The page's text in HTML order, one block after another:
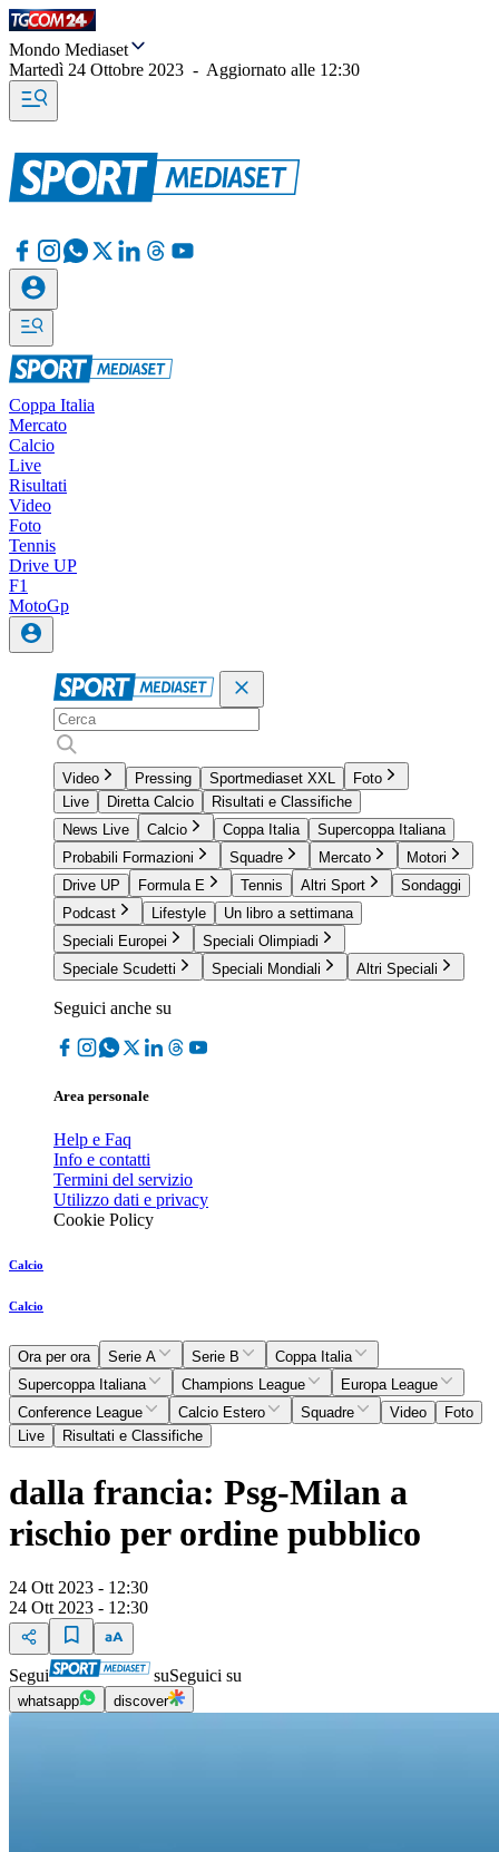
Mondo Mediaset
Martedì 24 Ottobre 2023 - Aggiornato alle 12:30
Coppa Italia
Mercato
Calcio
Live
Risultati
Video
Foto
Tennis
Drive UP
F1
MotoGp
Video Pressing Sportmediaset XXL
Foto
Live
Diretta Calcio
Risultati e Classifiche
News Live
Calcio Coppa Italia
Supercoppa Italiana
Probabili Formazioni
Squadre Mercato
Motori
Drive UP
Formula E Tennis Altri Sport
Sondaggi
Podcast
Lifestyle
Un libro a settimana
Speciali Europei
Speciali Olimpiadi
Speciale Scudetti
Speciali Mondiali Altri Speciali
Seguici anche su
Area personale
Help e Faq
Info e contatti
Termini del servizio
Utilizzo dati e privacy
Cookie Policy
Calcio
Calcio
Ora per ora Serie A Serie B
Coppa Italia
Supercoppa Italiana
Champions League
Europa League
Conference League
Calcio Estero Squadre Video
Foto
Live
Risultati e Classifiche
dalla francia: Psg-Milan a
rischio per ordine pubblico
24 Ott 2023 - 12:30
24 Ott 2023 - 12:30
Segui suSeguici su
whatsapp discover